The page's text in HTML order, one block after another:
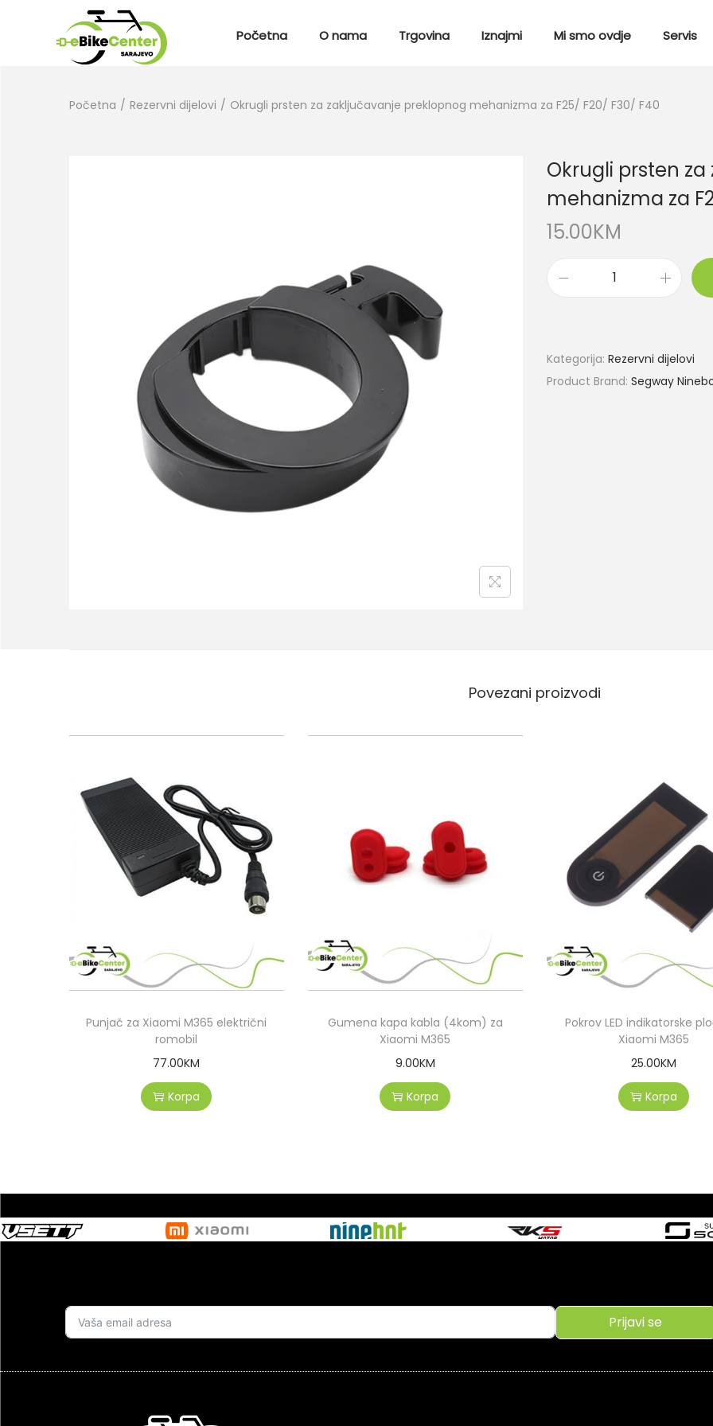
Početna O nama Trgovina Iznajmi Mi smo ovdje Servis
Početna / Rezervni dijelovi / Okrugli prsten za zaključavanje preklopnog mehanizma za F25/ F20/ F30/ F40
Okrugli prsten
mehanizma za
15.00KM
Kategorija: Rezervni dijelovi
Product Brand: Segway
Povezani proizvodi
Punjač za Xiaomi M365 električni
romobil
77.00KM
Korpa
Gumena kapa kabla (4kom) za
Xiaomi M365
9.00KM
Korpa
Pokrov LED indikatorske
Xiaomi M365
25.00KM
Korpa
Prijavi se